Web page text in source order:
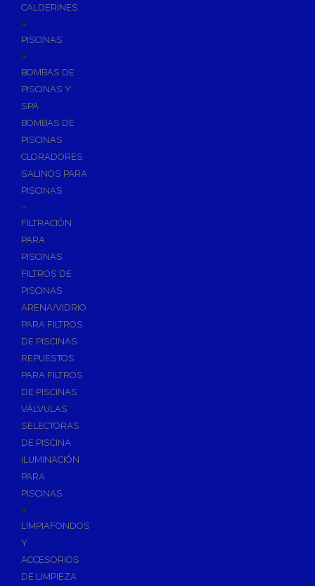
CALDERINES
+
PISCINAS
+
BOMBAS DE
PISCINAS Y
SPA
BOMBAS DE
PISCINAS
CLORADORES
SALINOS PARA
PISCINAS
+
FILTRACIÓN
PARA
PISCINAS
FILTROS DE
PISCINAS
ARENA/VIDRIO
PARA FILTROS
DE PISCINAS
REPUESTOS
PARA FILTROS
DE PISCINAS
VÁLVULAS
SELECTORAS
DE PISCINA
ILUMINACIÓN
PARA
PISCINAS
+
LIMPIAFONDOS
Y
ACCESORIOS
DE LIMPIEZA